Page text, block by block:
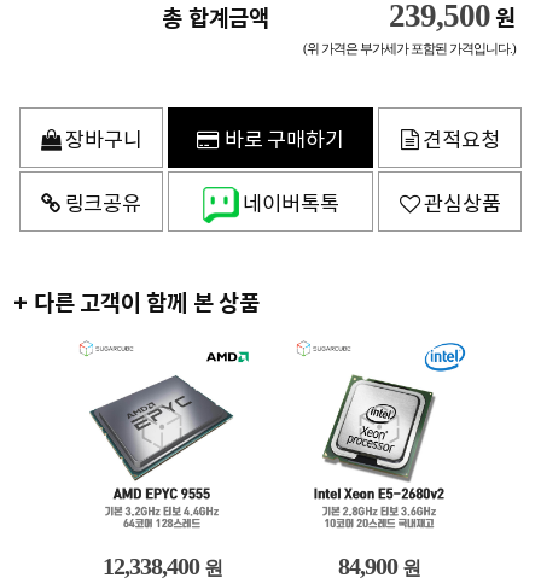
총 합계금액 239,500 원
(위 가격은 부가세가 포함된 가격입니다.)
장바구니 바로 구매하기 견적요청
링크공유 네이버톡톡 관심상품
+ 다른 고객이 함께 본 상품
12,338,400 원 84,900 원